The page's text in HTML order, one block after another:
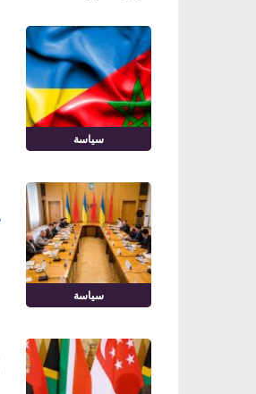
سياسة
سياسة